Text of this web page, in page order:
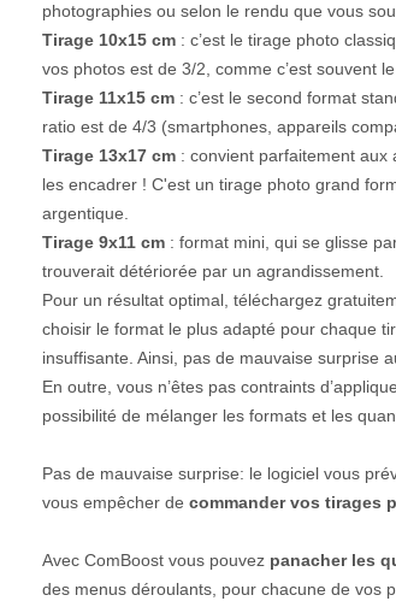
photographies ou selon le rendu que vous
Tirage 10x15 cm : c’est le tirage photo
vos photos est de 3/2, comme c’est souvent
Tirage 11x15 cm : c’est le second format
ratio est de 4/3 (smartphones, appareils
Tirage 13x17 cm : convient parfaitement aux
les encadrer ! C'est un tirage photo grand
argentique.
Tirage 9x11 cm : format mini, qui se glisse
trouverait détériorée par un agrandissement.
Pour un résultat optimal, téléchargez
choisir le format le plus adapté pour chaque
insuffisante. Ainsi, pas de mauvaise surprise
En outre, vous n’êtes pas contraints
possibilité de mélanger les formats et les
Pas de mauvaise surprise: le logiciel vous
vous empêcher de commander vos tirages
Avec ComBoost vous pouvez panacher les
des menus déroulants, pour chacune de vos